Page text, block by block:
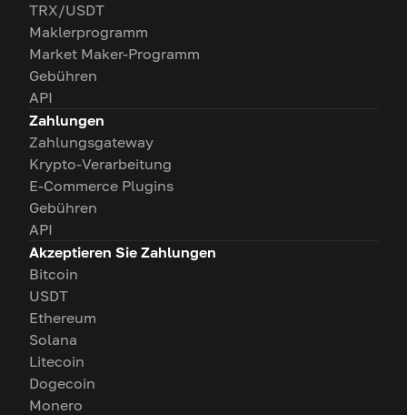
TRX/USDT
Maklerprogramm
Market Maker-Programm
Gebühren
API
Zahlungen
Zahlungsgateway
Krypto-Verarbeitung
E-Commerce Plugins
Gebühren
API
Akzeptieren Sie Zahlungen
Bitcoin
USDT
Ethereum
Solana
Litecoin
Dogecoin
Monero